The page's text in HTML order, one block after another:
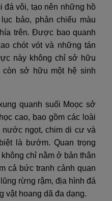
đá vôi, tạo nên những hồ
bảo, phản chiếu màu
trên. Được bao quanh
chót vót và những tán
này không chỉ sở hữu
còn sở hữu một hệ sinh
quanh suối Moọc sở
cao, bao gồm các loài
ngọt, chim di cư và
là bướm. Quan trọng
chỉ nằm ở bản thân
cả bức tranh cảnh quan
rừng rậm, địa hình đá
vật hoang dã đa dạng.